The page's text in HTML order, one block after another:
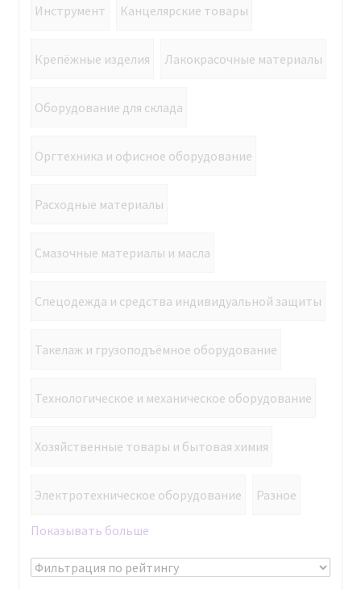
Инструмент Канцелярские товары
Крепёжные изделия Лакокрасочные материалы
Оборудование для склада
Оргтехника и офисное оборудование
Расходные материалы
Смазочные материалы и масла
Спецодежда и средства индивидуальной защиты
Такелаж и грузоподъёмное оборудование
Технологическое и механическое оборудование
Хозяйственные товары и бытовая химия
Электротехническое оборудование Разное
Показывать больше